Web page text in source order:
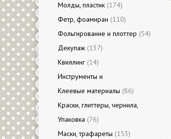
Молды, пластик (174)
Фетр, фоамиран (110)
Фольгирование и плоттер (54)
Декупаж (137)
Квиллинг (14)
Инструменты и
приспособления(3313)
Клеевые материалы (86)
Краски, глиттеры, чернила,
акценты (423)
Упаковка (76)
Маски, трафареты (153)